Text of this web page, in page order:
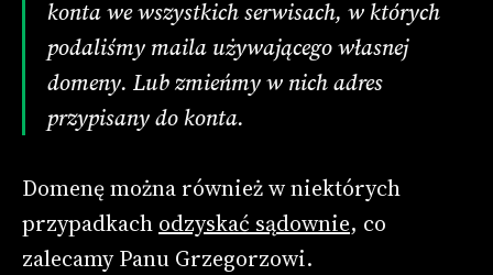
konta we wszystkich serwisach, w których
podaliśmy maila używającego własnej
domeny. Lub zmieńmy w nich adres
przypisany do konta.
Domenę można również w niektórych
przypadkach odzyskać sądownie, co
zalecamy Panu Grzegorzowi.